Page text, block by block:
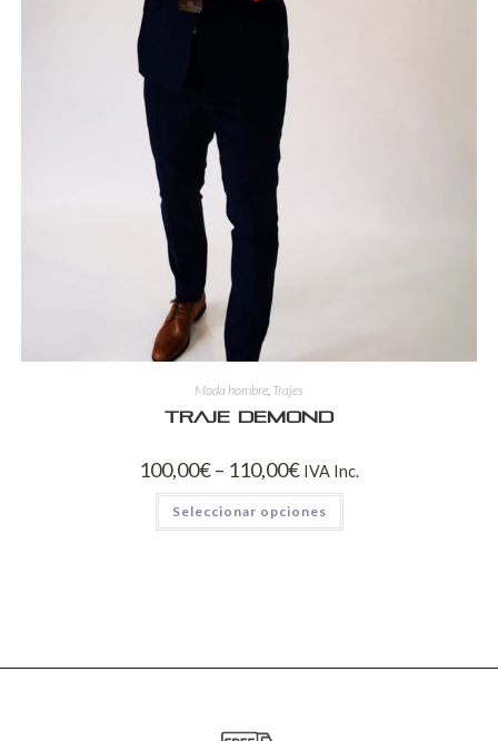
Moda hombre, Trajes
Traje Demond
100,00€– 110,00€ IVA Inc.
Seleccionar opciones